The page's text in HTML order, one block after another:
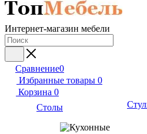
Интернет-магазин мебели
Сравнение0
Избранные товары 0
Корзина 0
Столы